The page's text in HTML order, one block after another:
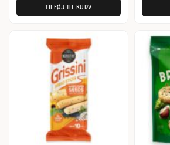
TILFØJ TIL KURV